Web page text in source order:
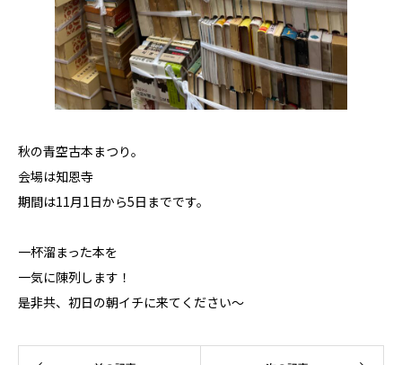
秋の青空古本まつり。
会場は知恩寺
期間は11月1日から5日までです。
一杯溜まった本を
一気に陳列します！
是非共、初日の朝イチに来てください〜